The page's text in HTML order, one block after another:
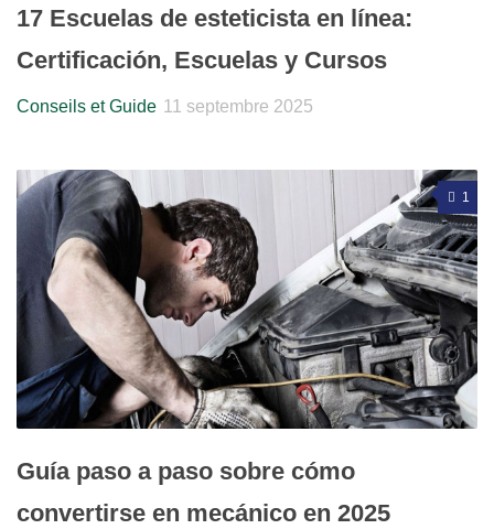
17 Escuelas de esteticista en línea:
Certificación, Escuelas y Cursos
Conseils et Guide 11 septembre 2025
1
Guía paso a paso sobre cómo
convertirse en mecánico en 2025